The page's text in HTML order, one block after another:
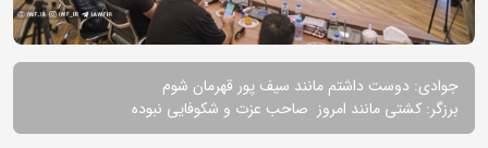
جوادی: دوست داشتم مانند سیف پور قهرمان شوم
برزگر: کشتی مانند امروز صاحب عزت و شکوفایی نبوده